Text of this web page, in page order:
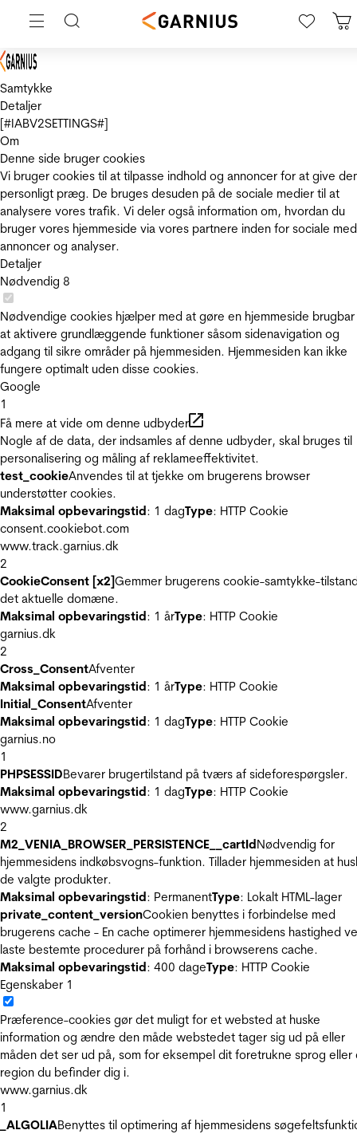
Samtykke
Detaljer
[#IABV2SETTINGS#]
Om
Denne side bruger cookies
Vi bruger cookies til at tilpasse indhold og annoncer for at give
personligt præg. De bruges desuden på de sociale medier til at
analysere vores trafik. Vi deler også information om, hvordan du
bruger vores hjemmeside via vores partnere inden for sociale
annoncer og analyser.
Detaljer
Nødvendig 8
Nødvendige cookies hjælper med at gøre en hjemmeside
at aktivere grundlæggende funktioner såsom sidenavigation og
adgang til sikre områder på hjemmesiden. Hjemmesiden kan ikke
fungere optimalt uden disse cookies.
Google
1
Få mere at vide om denne udbyder
Nogle af de data, der indsamles af denne udbyder, skal bruges til
personalisering og måling af reklameeffektivitet.
test_cookieAnvendes til at tjekke om brugerens browser
understøtter cookies.
Maksimal opbevaringstid: 1 dagType: HTTP Cookie
consent.cookiebot.com
www.track.garnius.dk
2
CookieConsent [x2]Gemmer brugerens cookie-samtykke-
det aktuelle domæne.
Maksimal opbevaringstid: 1 årType: HTTP Cookie
garnius.dk
2
Cross_ConsentAfventer
Maksimal opbevaringstid: 1 årType: HTTP Cookie
Initial_ConsentAfventer
Maksimal opbevaringstid: 1 dagType: HTTP Cookie
garnius.no
1
PHPSESSIDBevarer brugertilstand på tværs af sideforespørgsler.
Maksimal opbevaringstid: 1 dagType: HTTP Cookie
www.garnius.dk
2
M2_VENIA_BROWSER_PERSISTENCE__cartIdNødvendig for
hjemmesidens indkøbsvogns-funktion. Tillader hjemmesiden at
de valgte produkter.
Maksimal opbevaringstid: PermanentType: Lokalt HTML-lager
private_content_versionCookien benyttes i forbindelse med
brugerens cache - En cache optimerer hjemmesidens hastighed
laste bestemte procedurer på forhånd i browserens cache.
Maksimal opbevaringstid: 400 dageType: HTTP Cookie
Egenskaber 1
Præference-cookies gør det muligt for et websted at huske
information og ændre den måde webstedet tager sig ud på eller
måden det ser ud på, som for eksempel dit foretrukne sprog eller
region du befinder dig i.
www.garnius.dk
1
_ALGOLIABenyttes til optimering af hjemmesidens